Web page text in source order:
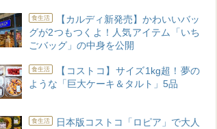
食生活
【カルディ新発売】かわいいバッ
グが2つもつくよ！人気アイテム「いち
ごバッグ」の中身を公開
食生活
【コストコ】サイズ1kg超！夢の
ような「巨大ケーキ＆タルト」5品
食生活
日本版コストコ「ロピア」で大人